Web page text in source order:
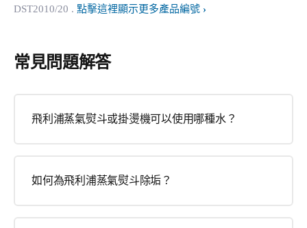
DST2010/20 . 點擊這裡顯示更多產品編號
常見問題解答
飛利浦蒸氣熨斗或掛燙機可以使用哪種水？
如何為飛利浦蒸氣熨斗除垢？